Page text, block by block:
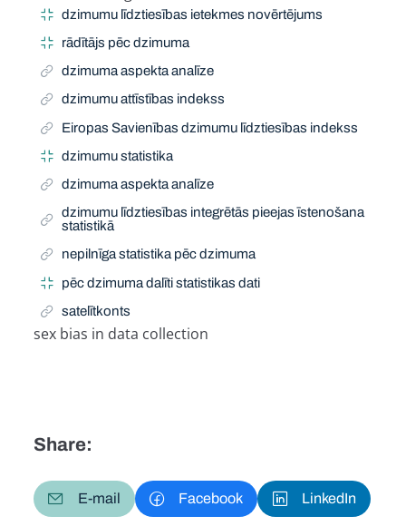
Narrow Term
dzimumu līdztiesības ietekmes novērtējums
rādītājs pēc dzimuma
dzimuma aspekta analīze
dzimumu attīstības indekss
Eiropas Savienības dzimumu līdztiesības indekss
dzimumu statistika
dzimuma aspekta analīze
dzimumu līdztiesības integrētās pieejas īstenošana
statistikā
nepilnīga statistika pēc dzimuma
pēc dzimuma dalīti statistikas dati
satelītkonts
sex bias in data collection
Share:
E-mail Facebook LinkedIn